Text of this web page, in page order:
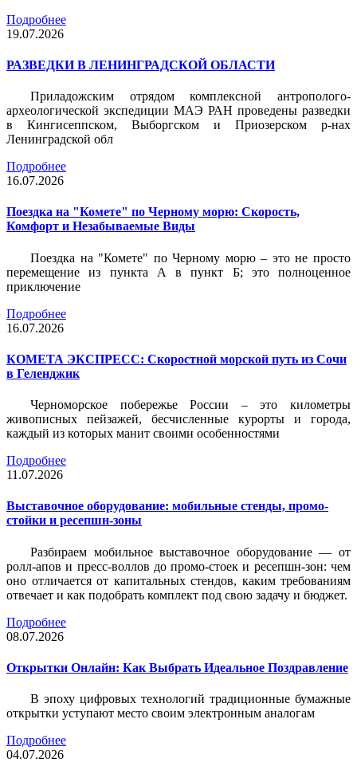
Подробнее
19.07.2026
РАЗВЕДКИ В ЛЕНИНГРАДСКОЙ ОБЛАСТИ
Приладожским отрядом комплексной антрополого-
археологической экспедиции МАЭ РАН проведены разведки
в Кингисеппском, Выборгском и Приозерском р-нах
Ленинградской обл
Подробнее
16.07.2026
Поездка на "Комете" по Черному морю: Скорость,
Комфорт и Незабываемые Виды
Поездка на "Комете" по Черному морю – это не просто
перемещение из пункта А в пункт Б; это полноценное
приключение
Подробнее
16.07.2026
КОМЕТА ЭКСПРЕСС: Скоростной морской путь из Сочи
в Геленджик
Черноморское побережье России – это километры
живописных пейзажей, бесчисленные курорты и города,
каждый из которых манит своими особенностями
Подробнее
11.07.2026
Выставочное оборудование: мобильные стенды, промо-
стойки и ресепшн-зоны
Разбираем мобильное выставочное оборудование — от
ролл-апов и пресс-воллов до промо-стоек и ресепшн-зон: чем
оно отличается от капитальных стендов, каким требованиям
отвечает и как подобрать комплект под свою задачу и бюджет.
Подробнее
08.07.2026
Открытки Онлайн: Как Выбрать Идеальное Поздравление
В эпоху цифровых технологий традиционные бумажные
открытки уступают место своим электронным аналогам
Подробнее
04.07.2026